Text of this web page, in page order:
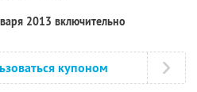
2013 включительно
купоном